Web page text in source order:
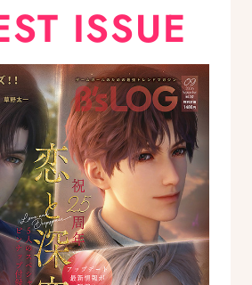
ISSUE